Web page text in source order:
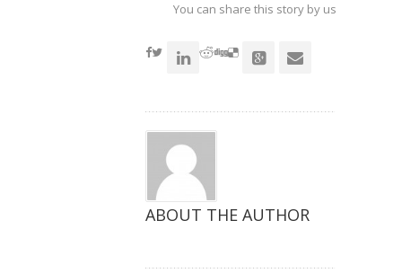
共
享
窗
口
共
享
窗
口
共
享
窗
口
You can share this story by using your
ABOUT THE AUTHOR